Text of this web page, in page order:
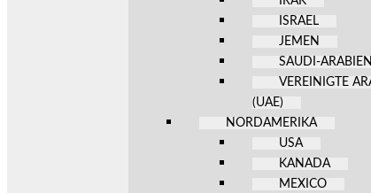
ISRAEL
JEMEN
SAUDI-ARABIEN
VEREINIGTE
(UAE)
NORDAMERIKA
USA
KANADA
MEXICO